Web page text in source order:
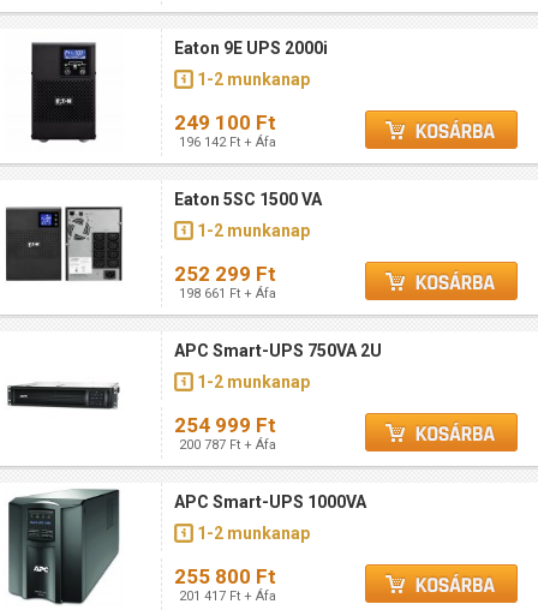
Eaton 9E UPS 2000i
1-2 munkanap
249 100 Ft
196 142 Ft + Áfa
Eaton 5SC 1500 VA
1-2 munkanap
252 299 Ft
198 661 Ft + Áfa
APC Smart-UPS 750VA 2U
1-2 munkanap
254 999 Ft
200 787 Ft + Áfa
APC Smart-UPS 1000VA
1-2 munkanap
255 800 Ft
201 417 Ft + Áfa